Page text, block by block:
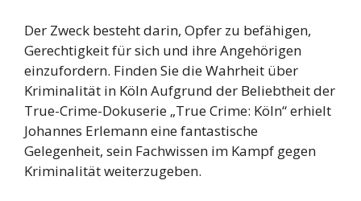
Der Zweck besteht darin, Opfer zu befähigen,
Gerechtigkeit für sich und ihre Angehörigen
einzufordern. Finden Sie die Wahrheit über
Kriminalität in Köln Aufgrund der Beliebtheit der
True-Crime-Dokuserie „True Crime: Köln“ erhielt
Johannes Erlemann eine fantastische
Gelegenheit, sein Fachwissen im Kampf gegen
Kriminalität weiterzugeben.